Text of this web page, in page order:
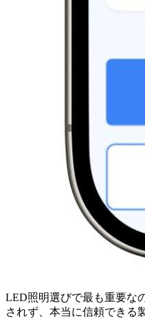
LED照明選びで最も重要な
されず、本当に信頼できる